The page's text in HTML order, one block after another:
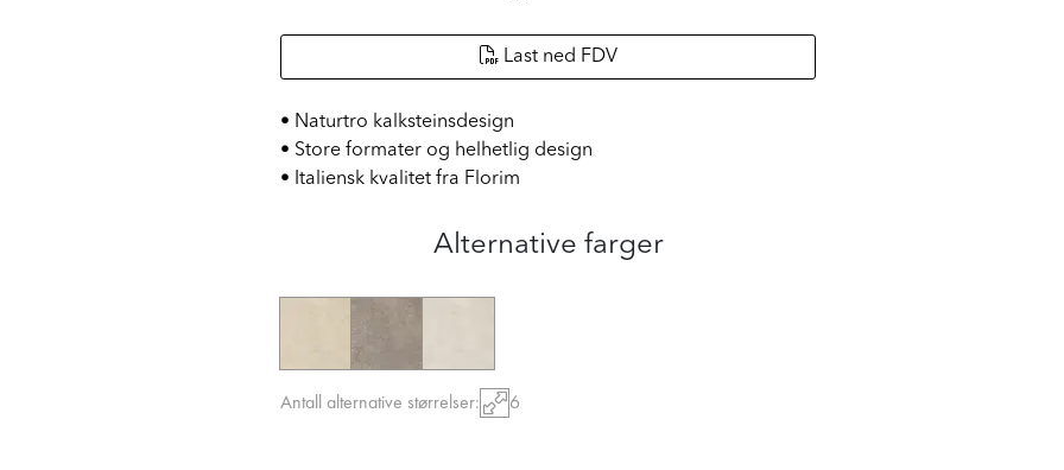
Last ned FDV
• Naturtro kalksteinsdesign
• Store formater og helhetlig design
• Italiensk kvalitet fra Florim
Alternative farger
Antall alternative størrelser: 6